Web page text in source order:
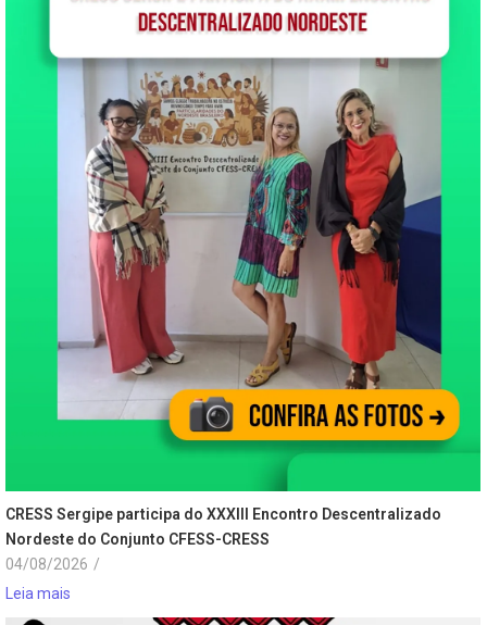
CRESS Sergipe participa do XXXIII Encontro Descentralizado
Nordeste do Conjunto CFESS-CRESS
04/08/2026 /
Leia mais